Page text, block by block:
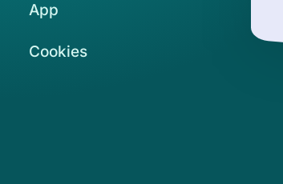
App
Cookies